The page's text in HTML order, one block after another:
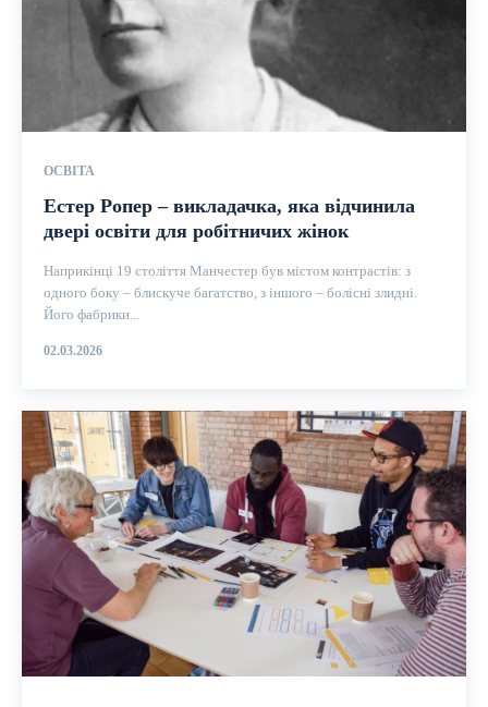
ОСВІТА
Естер Ропер – викладачка, яка відчинила
двері освіти для робітничих жінок
Наприкінці 19 століття Манчестер був містом контрастів: з
одного боку – блискуче багатство, з іншого – болісні злидні.
Його фабрики...
02.03.2026